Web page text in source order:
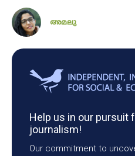
അമലു
Help us in our pursuit
journalism!
Our commitment to